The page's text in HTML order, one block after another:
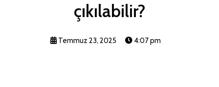
çıkılabilir?
Temmuz 23, 2025 4:07 pm